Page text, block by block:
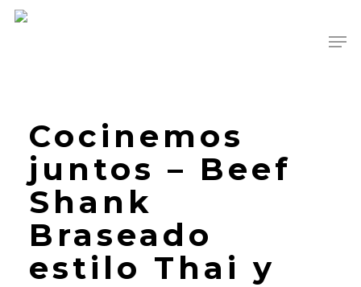
Skip
Cocinemos
juntos – Beef
Shank
Braseado
estilo Thai y